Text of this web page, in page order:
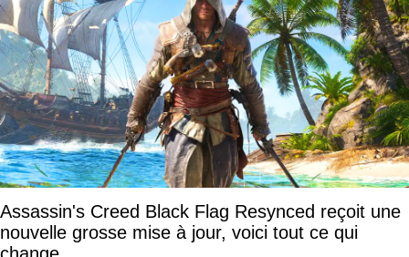
Assassin's Creed Black Flag Resynced reçoit une
nouvelle grosse mise à jour, voici tout ce qui
change